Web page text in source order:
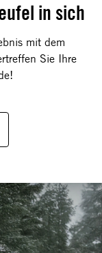
in sich
mit dem
Sie Ihre